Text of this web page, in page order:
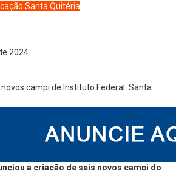
Santa Quitéria
2024
a criação de seis novos campi do